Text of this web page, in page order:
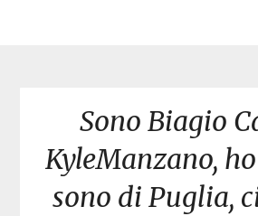
Sono Biagio
KyleManzano,
sono di Puglia,